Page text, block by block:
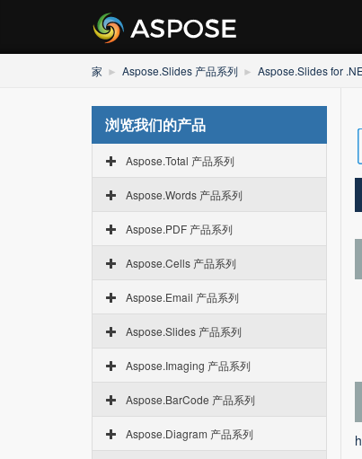
家 Aspose.Slides 产品系列 Aspose.Slides for
浏览我们的产品
Aspose.Total 产品系列
Aspose.Words 产品系列
Aspose.PDF 产品系列
Aspose.Cells 产品系列
Aspose.Email 产品系列
Aspose.Slides 产品系列
Aspose.Imaging 产品系列
Aspose.BarCode 产品系列
Aspose.Diagram 产品系列